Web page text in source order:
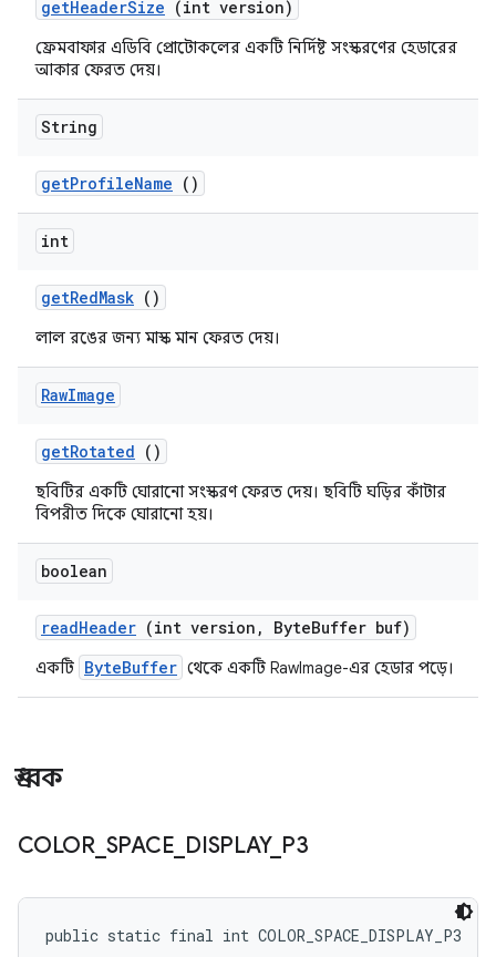
getHeaderSize (int version)
ফ্রেমবাফার এডিবি প্রোটোকলের একটি নির্দিষ্ট সংস্করণের হেডারের
আকার ফেরত দেয়।
String
getProfileName ()
int
getRedMask ()
লাল রঙের জন্য মাস্ক মান ফেরত দেয়।
RawImage
getRotated ()
ছবিটির একটি ঘোরানো সংস্করণ ফেরত দেয়। ছবিটি ঘড়ির কাঁটার
বিপরীত দিকে ঘোরানো হয়।
boolean
readHeader (int version , ByteBuffer buf)
একটি ByteBuffer থেকে একটি RawImage-এর হেডার পড়ে।
ধ্রুবক
COLOR_ SPACE DISPLAY_ P3
public static final int COLOR_SPACE_DISPLAY_P3